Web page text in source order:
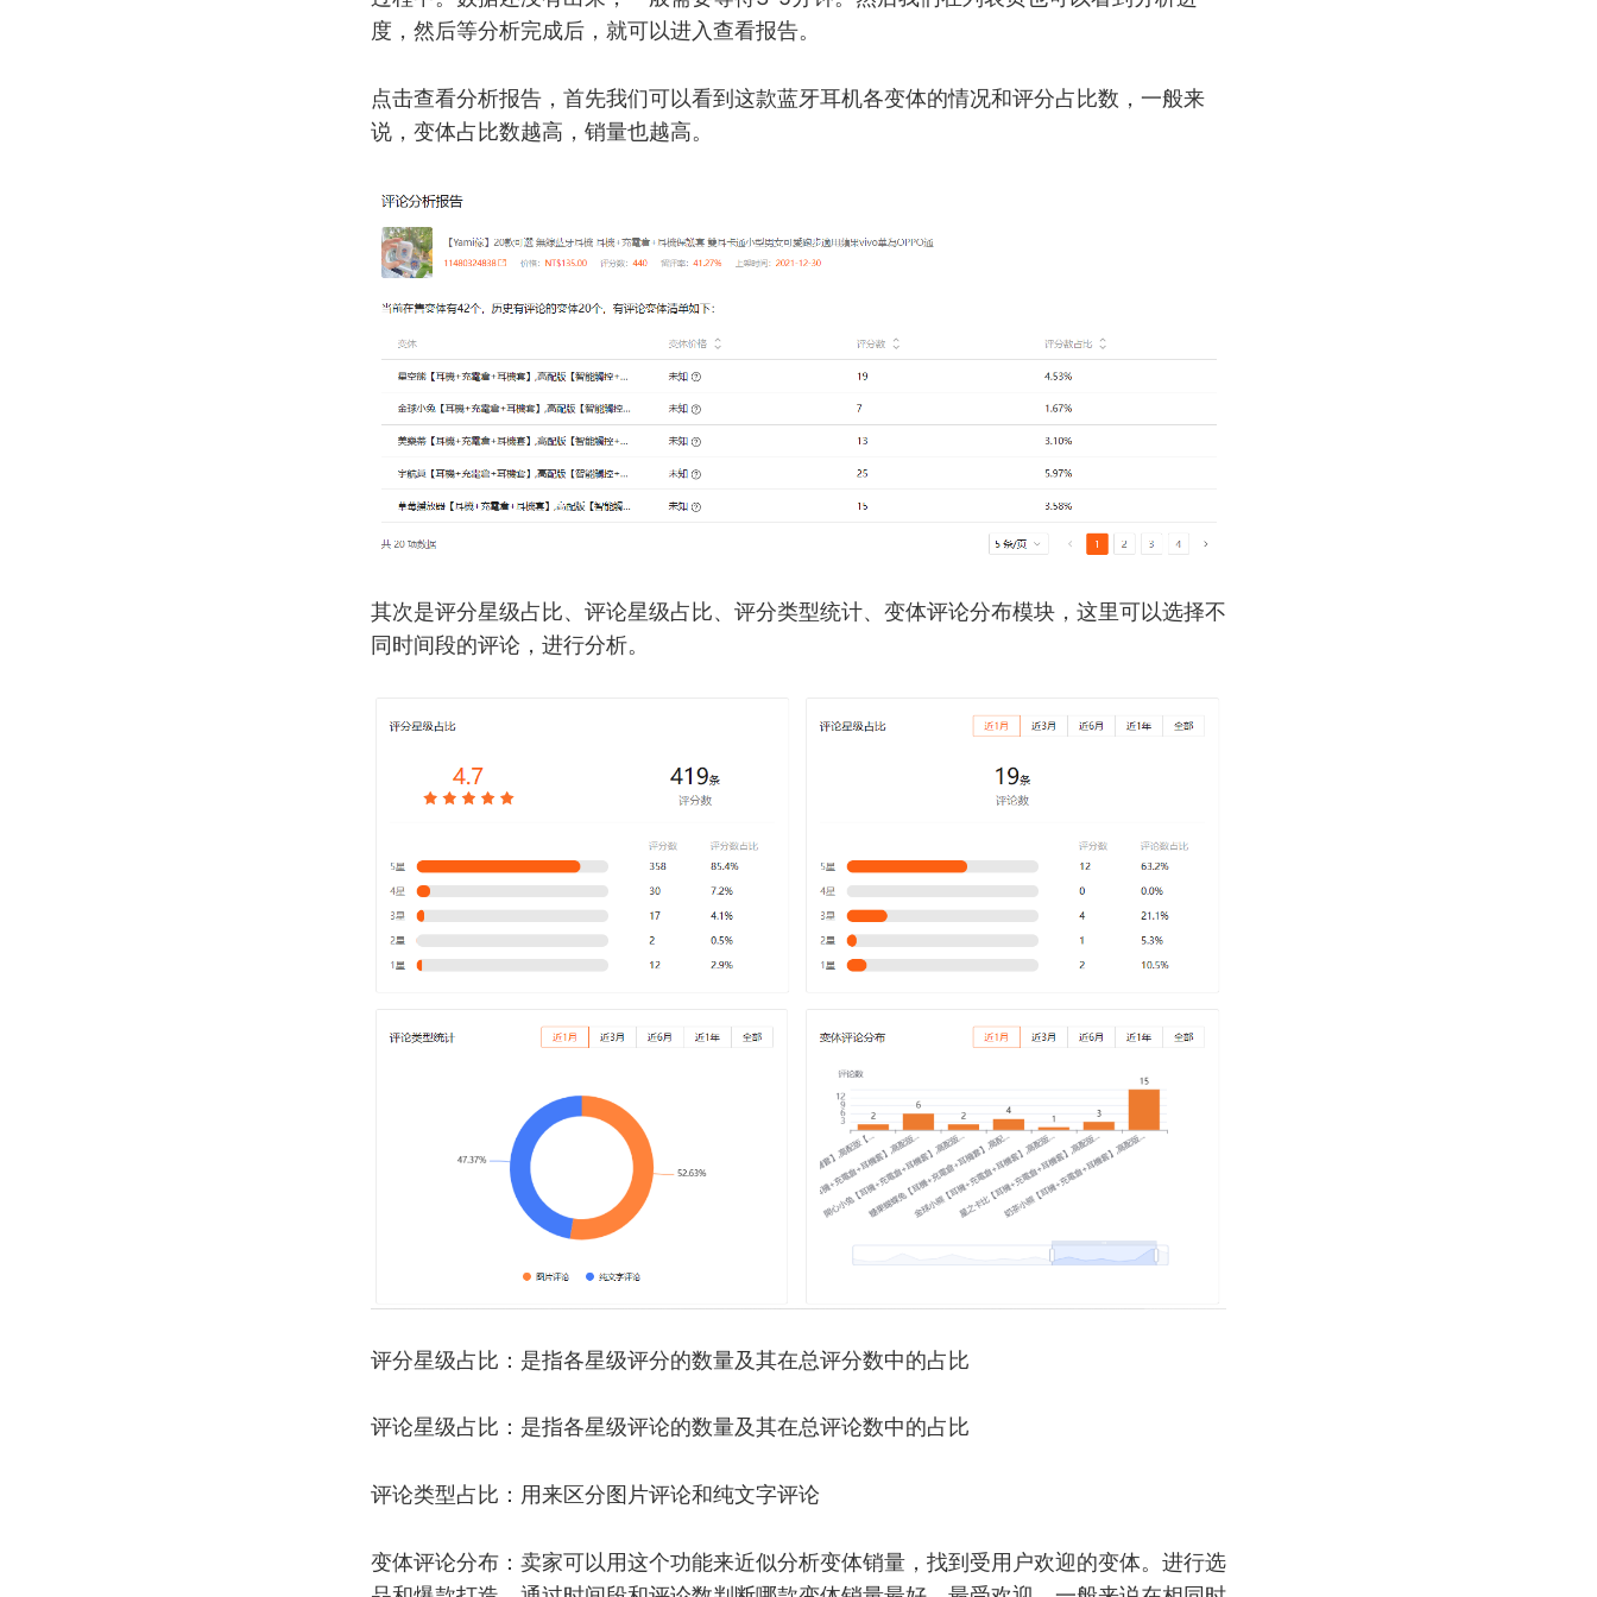
度，然后等分析完成后，就可以进入查看报告。
点击查看分析报告，首先我们可以看到这款蓝牙耳机各变体的情况和评分占比数，一般来
说，变体占比数越高，销量也越高。
其次是评分星级占比、评论星级占比、评分类型统计、变体评论分布模块，这里可以选择不
同时间段的评论，进行分析。
评分星级占比：是指各星级评分的数量及其在总评分数中的占比
评论星级占比：是指各星级评论的数量及其在总评论数中的占比
评论类型占比：用来区分图片评论和纯文字评论
变体评论分布：卖家可以用这个功能来近似分析变体销量，找到受用户欢迎的变体。进行选